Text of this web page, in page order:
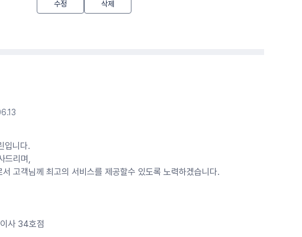
수정 삭제
입니다.
드리며,
고객님께 최고의 서비스를 제공할수 있도록 노력하겠습니다.
사 34호점